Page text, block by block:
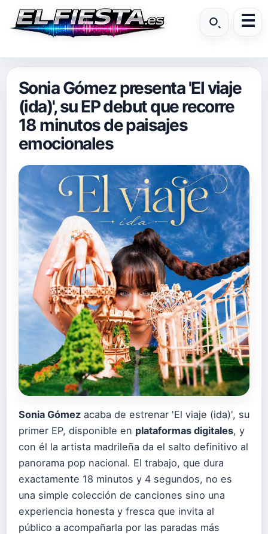
Sonia Gómez presenta 'El viaje
(ida)', su EP debut que recorre
18 minutos de paisajes
emocionales
Sonia Gómez acaba de estrenar 'El viaje (ida)', su
primer EP, disponible en plataformas digitales, y
con él la artista madrileña da el salto definitivo al
panorama pop nacional. El trabajo, que dura
exactamente 18 minutos y 4 segundos, no es
una simple colección de canciones sino una
experiencia honesta y fresca que invita al
público a acompañarla por las paradas más